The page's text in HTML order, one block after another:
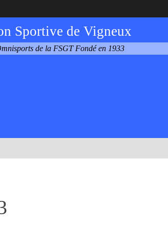
Sportive de Vigneux
de la FSGT Fondé en 1933